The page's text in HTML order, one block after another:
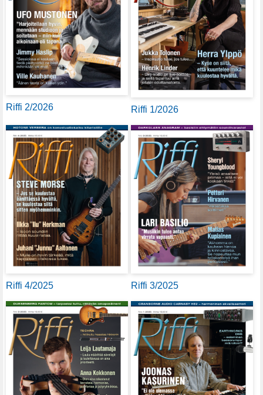
Riffi 2/2026 Riffi 1/2026
Riffi 4/2025 Riffi 3/2025